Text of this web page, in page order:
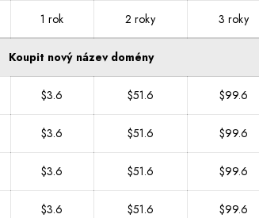
1 rok 2 roky 3 roky
Koupit nový název domény
$3.6 $51.6 $99.6
$3.6 $51.6 $99.6
$3.6 $51.6 $99.6
$3.6 $51.6 $99.6